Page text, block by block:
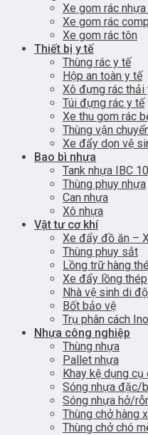
Xe gom rác
Xe gom rác
Xe gom rác tôn
Thiết bị y tế
Thùng rác y tế
Hộp an toàn y tế
Xô đựng rác thải
Túi đựng rác y tế
Xe thu gom rác
Thùng vận
Xe đẩy dọn vệ
Bao bì nhựa
Tank nhựa IBC
Thùng phuy nhựa
Can nhựa
Xô nhựa
Vật tư cơ khí
Xe đẩy đồ ăn –
Thùng phuy sắt
Lồng trữ hàng
Xe đẩy lồng thép
Nhà vệ sinh di
Bốt bảo vệ
Trụ phân cách
Nhựa công nghiệp
Thùng nhựa
Pallet nhựa
Khay kệ dụng cụ
Sóng nhựa đặc/
Sóng nhựa hở/
Thùng chở hàng
Thùng chở chó